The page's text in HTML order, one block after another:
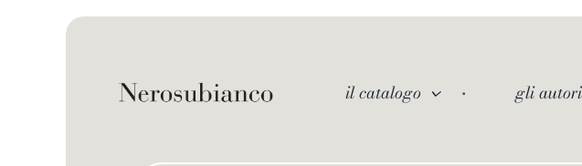
il catalogo gli autori